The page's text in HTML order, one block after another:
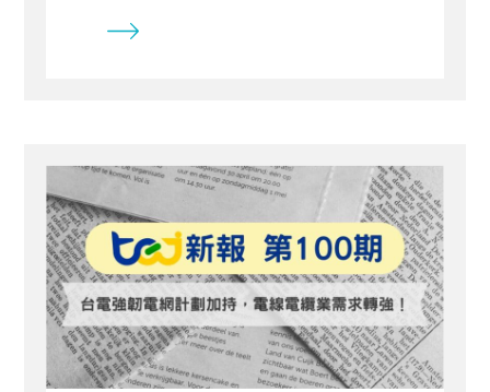
彌補再生能源輸送電力的缺口。此外